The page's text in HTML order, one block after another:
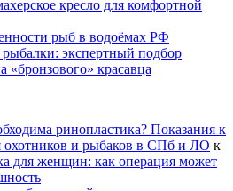
кресло для комфортной
рыб в водоёмах РФ
экспертный подбор
«бронзового» красавца
ринопластика? Показания к
охотников и рыбаков в СПб и ЛО к
для женщин: как операция может